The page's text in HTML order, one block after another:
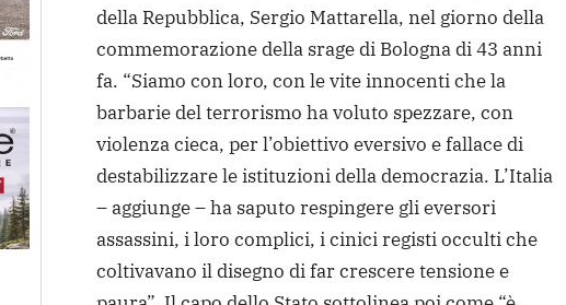
della Repubblica, Sergio Mattarella, nel giorno della
commemorazione della srage di Bologna di 43 anni
fa. “Siamo con loro, con le vite innocenti che la
barbarie del terrorismo ha voluto spezzare, con
violenza cieca, per l’obiettivo eversivo e fallace di
destabilizzare le istituzioni della democrazia. L’Italia
– aggiunge – ha saputo respingere gli eversori
assassini, i loro complici, i cinici registi occulti che
coltivavano il disegno di far crescere tensione e